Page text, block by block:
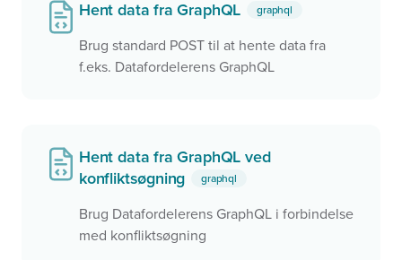
Hent data fra GraphQL graphql
Brug standard POST til at hente data fra
f.eks. Datafordelerens GraphQL
Hent data fra GraphQL ved
konfliktsøgning
graphql
Brug Datafordelerens GraphQL i forbindelse
med konfliktsøgning